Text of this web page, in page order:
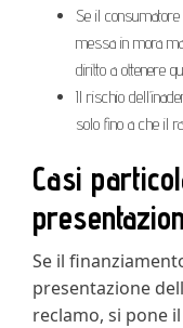
Se il
messa in mora
diritto a ottenere
Il rischio
solo fino a che il
Casi
Se il
presentazione
reclamo, si pone